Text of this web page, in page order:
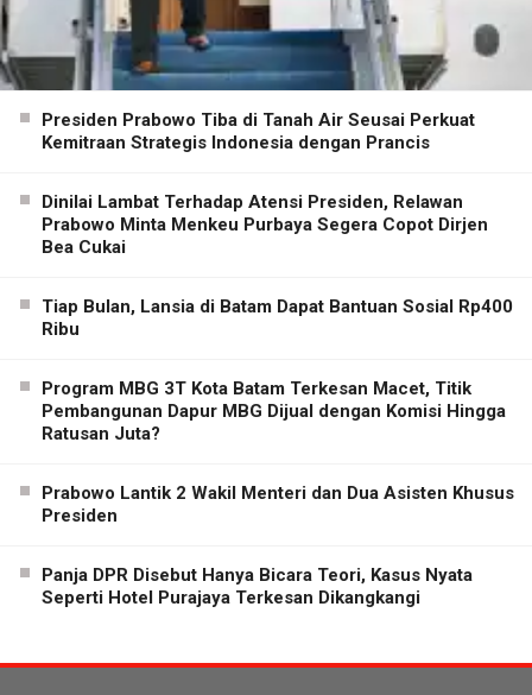
Presiden Prabowo Tiba di Tanah Air Seusai Perkuat
Kemitraan Strategis Indonesia dengan Prancis
Dinilai Lambat Terhadap Atensi Presiden, Relawan
Prabowo Minta Menkeu Purbaya Segera Copot Dirjen
Bea Cukai
Tiap Bulan, Lansia di Batam Dapat Bantuan Sosial Rp400
Ribu
Program MBG 3T Kota Batam Terkesan Macet, Titik
Pembangunan Dapur MBG Dijual dengan Komisi Hingga
Ratusan Juta?
Prabowo Lantik 2 Wakil Menteri dan Dua Asisten Khusus
Presiden
Panja DPR Disebut Hanya Bicara Teori, Kasus Nyata
Seperti Hotel Purajaya Terkesan Dikangkangi